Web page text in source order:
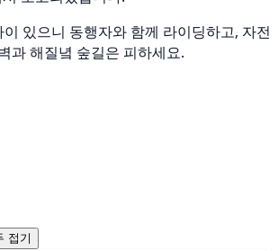
있으니 동행자와 함께 라이딩하고, 자전
과 해질녘 숲길은 피하세요.
접기